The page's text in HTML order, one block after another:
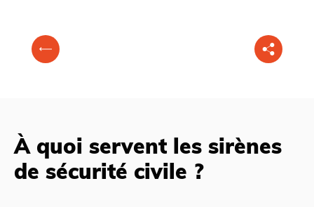
V
o
e
s
P
d
e
À quoi servent les sirènes
de sécurité civile ?